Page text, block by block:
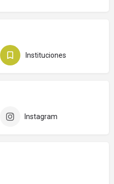
Instituciones
Instagram